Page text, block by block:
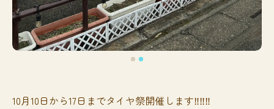
10月10日から17日までタイヤ祭開催します‼️‼️‼️